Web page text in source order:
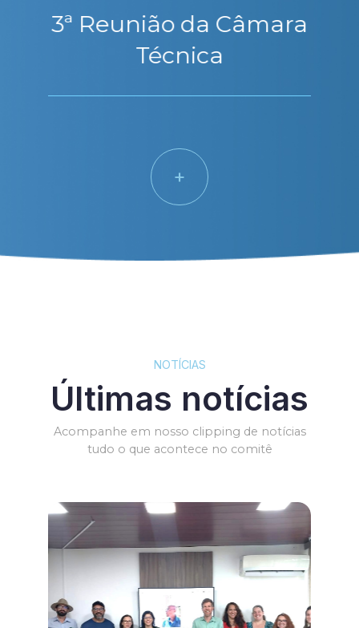
3ª Reunião da Câmara
Técnica
+
NOTÍCIAS
Últimas notícias
Acompanhe em nosso clipping de notícias
tudo o que acontece no comitê